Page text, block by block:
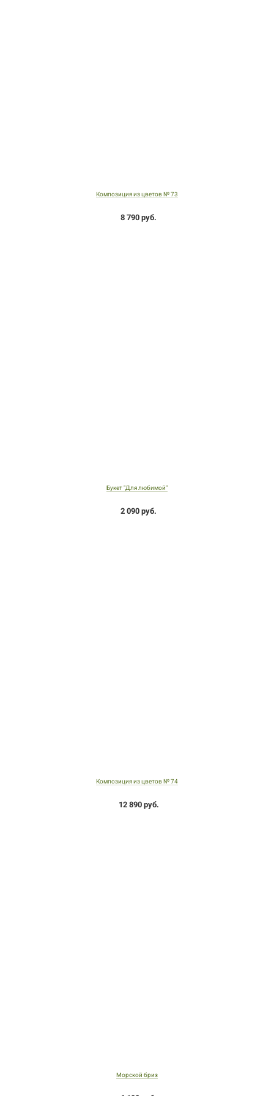
Композиция из цветов № 73
8 790 руб.
Букет "Для любимой"
2 090 руб.
Композиция из цветов № 74
12 890 руб.
Морской бриз